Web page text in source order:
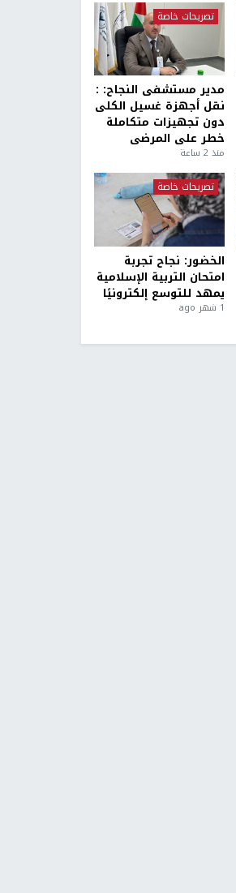
تصريحات خاصة
مدير مستشفى النجاح: :
نقل أجهزة غسيل الكلى
دون تجهيزات متكاملة
خطر على المرضى
منذ 2 ساعة
تصريحات خاصة
الخضور: نجاح تجربة
امتحان التربية الإسلامية
يمهد للتوسع إلكترونيًا
1 شهر ago